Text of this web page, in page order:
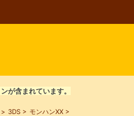
が含まれています。
> 3DS > モンハンXX >